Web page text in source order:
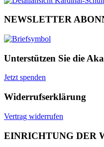
NEWSLETTER
Unterstützen Sie die
Jetzt spenden
Widerrufserklärung
Vertrag widerrufen
EINRICHTUNG DER